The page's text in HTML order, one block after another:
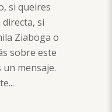
si queires
si
Ziaboga o
sobre este
mensaje.